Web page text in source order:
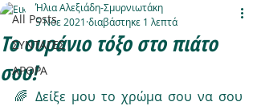
All Posts
ΣΥΝΤΑΓΕΣ
ΑΡΘΡΑ
Το ουράνιο τόξο στο πιάτο
σου!
Ήλια Αλεξιάδη-Σμυρνιωτάκη
5 Νοε 2021 διαβάστηκε 1 λεπτά
🌈 Δείξε μου το χρώμα σου να σου